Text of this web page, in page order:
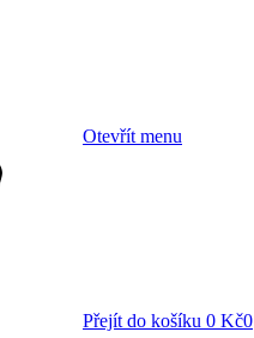
Otevřít menu
Přejít do košíku 0 Kč0